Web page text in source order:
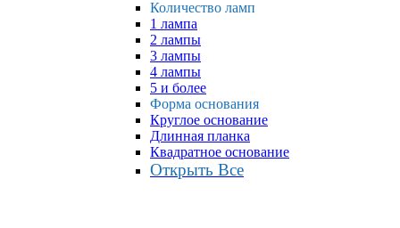
Количество ламп
1 лампа
2 лампы
3 лампы
4 лампы
5 и более
Форма основания
Круглое основание
Длинная планка
Квадратное основание
Открыть Все